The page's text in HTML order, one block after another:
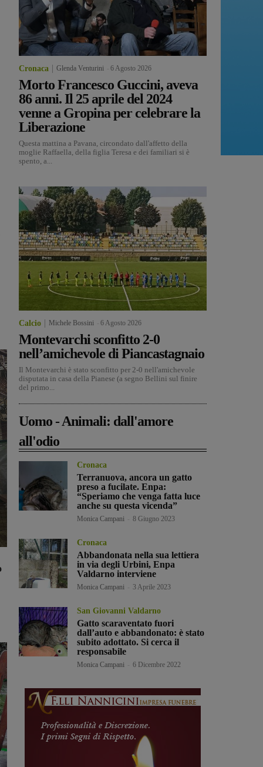
Cronaca Glenda Venturini 6 Agosto 2026
Morto Francesco Guccini, aveva
86 anni. Il 25 aprile del 2024
venne a Gropina per celebrare la
Liberazione
Questa mattina a Pavana, circondato dall'affetto della
moglie Raffaella, della figlia Teresa e dei familiari si è
spento, a...
Calcio Michele Bossini 6 Agosto 2026
Montevarchi sconfitto 2-0
nell’amichevole di Piancastagnaio
Il Montevarchi è stato sconfitto per 2-0 nell'amichevole
disputata in casa della Pianese (a segno Bellini sul finire
del primo...
Uomo - Animali: dall'amore
all'odio
Cronaca
Terranuova, ancora un gatto
preso a fucilate. Enpa:
“Speriamo che venga fatta luce
anche su questa vicenda”
Monica Campani 8 Giugno 2023
Cronaca
Abbandonata nella sua lettiera
in via degli Urbini, Enpa
Valdarno interviene
Monica Campani 3 Aprile 2023
San Giovanni Valdarno
Gatto scaraventato fuori
dall’auto e abbandonato: è stato
subito adottato. Si cerca il
responsabile
Monica Campani 6 Dicembre 2022